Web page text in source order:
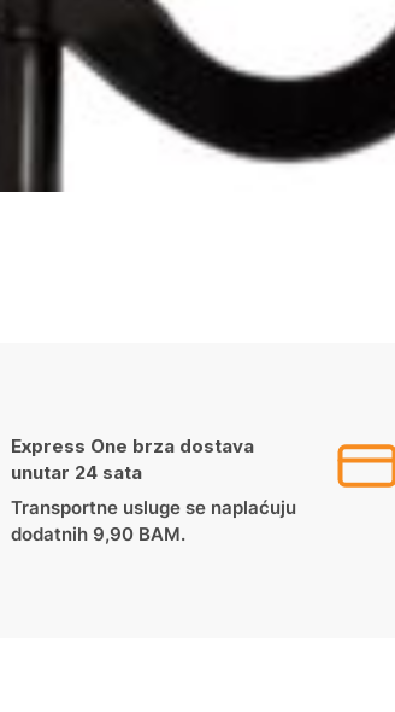
Express One brza dostava
unutar 24 sata
Transportne usluge se naplaćuju
dodatnih 9,90 BAM.